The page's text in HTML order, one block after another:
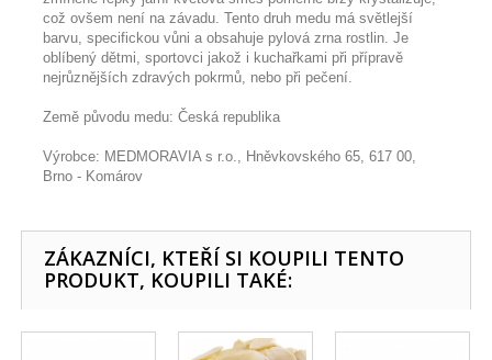
což ovšem není na závadu. Tento druh medu má světlejší
barvu, specifickou vůni a obsahuje pylová zrna rostlin. Je
oblíbený dětmi, sportovci jakož i kuchařkami při přípravě
nejrůznějších zdravých pokrmů, nebo při pečení.
Země původu medu: Česká republika
Výrobce: MEDMORAVIA s r.o., Hněvkovského 65, 617 00,
Brno - Komárov
ZÁKAZNÍCI, KTEŘÍ SI KOUPILI TENTO
PRODUKT, KOUPILI TAKÉ: